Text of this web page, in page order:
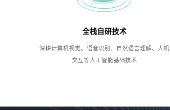
全栈自研技术
深耕计算机视觉、语音识别、自然语言理解、人机
交互等人工智能基础技术